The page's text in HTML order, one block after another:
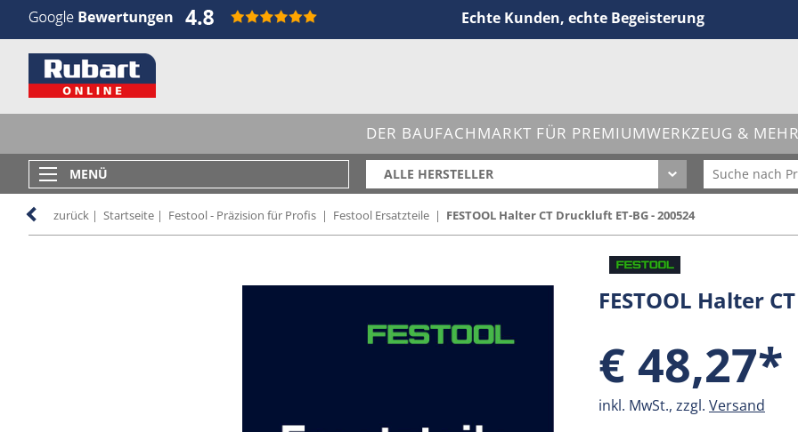
Echte Kunden, echte Begeisterung
DER BAUFACHMARKT FÜR PREMIUMWERKZEUG &
MENÜ ALLE HERSTELLER
zurück | Startseite | Festool - Präzision für Profis | Festool Ersatzteile | FESTOOL Halter CT Druckluft ET-BG - 200524
FESTOOL Halter
€ 48,27*
inkl. MwSt., zzgl. Versand